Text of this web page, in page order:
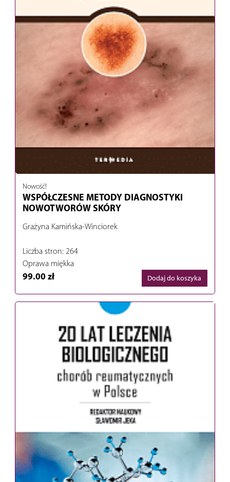
Nowość!
WSPÓŁCZESNE METODY DIAGNOSTYKI
NOWOTWORÓW SKÓRY
Grażyna Kamińska-Winciorek
Liczba stron: 264
Oprawa miękka
99.00 zł Dodaj do koszyka